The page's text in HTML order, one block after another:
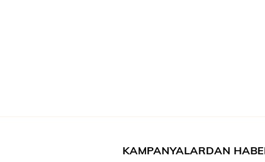
KAMPANYALARDAN